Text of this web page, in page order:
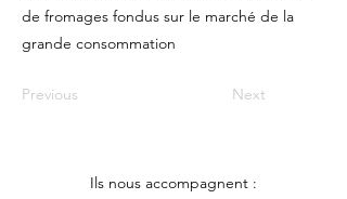
de fromages fondus sur le marché de la
grande consommation
Previous Next
Ils nous accompagnent :